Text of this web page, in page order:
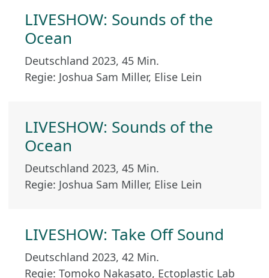
LIVESHOW: Sounds of the
Ocean
Deutschland 2023, 45 Min.
Regie: Joshua Sam Miller, Elise Lein
LIVESHOW: Sounds of the
Ocean
Deutschland 2023, 45 Min.
Regie: Joshua Sam Miller, Elise Lein
LIVESHOW: Take Off Sound
Deutschland 2023, 42 Min.
Regie: Tomoko Nakasato, Ectoplastic Lab